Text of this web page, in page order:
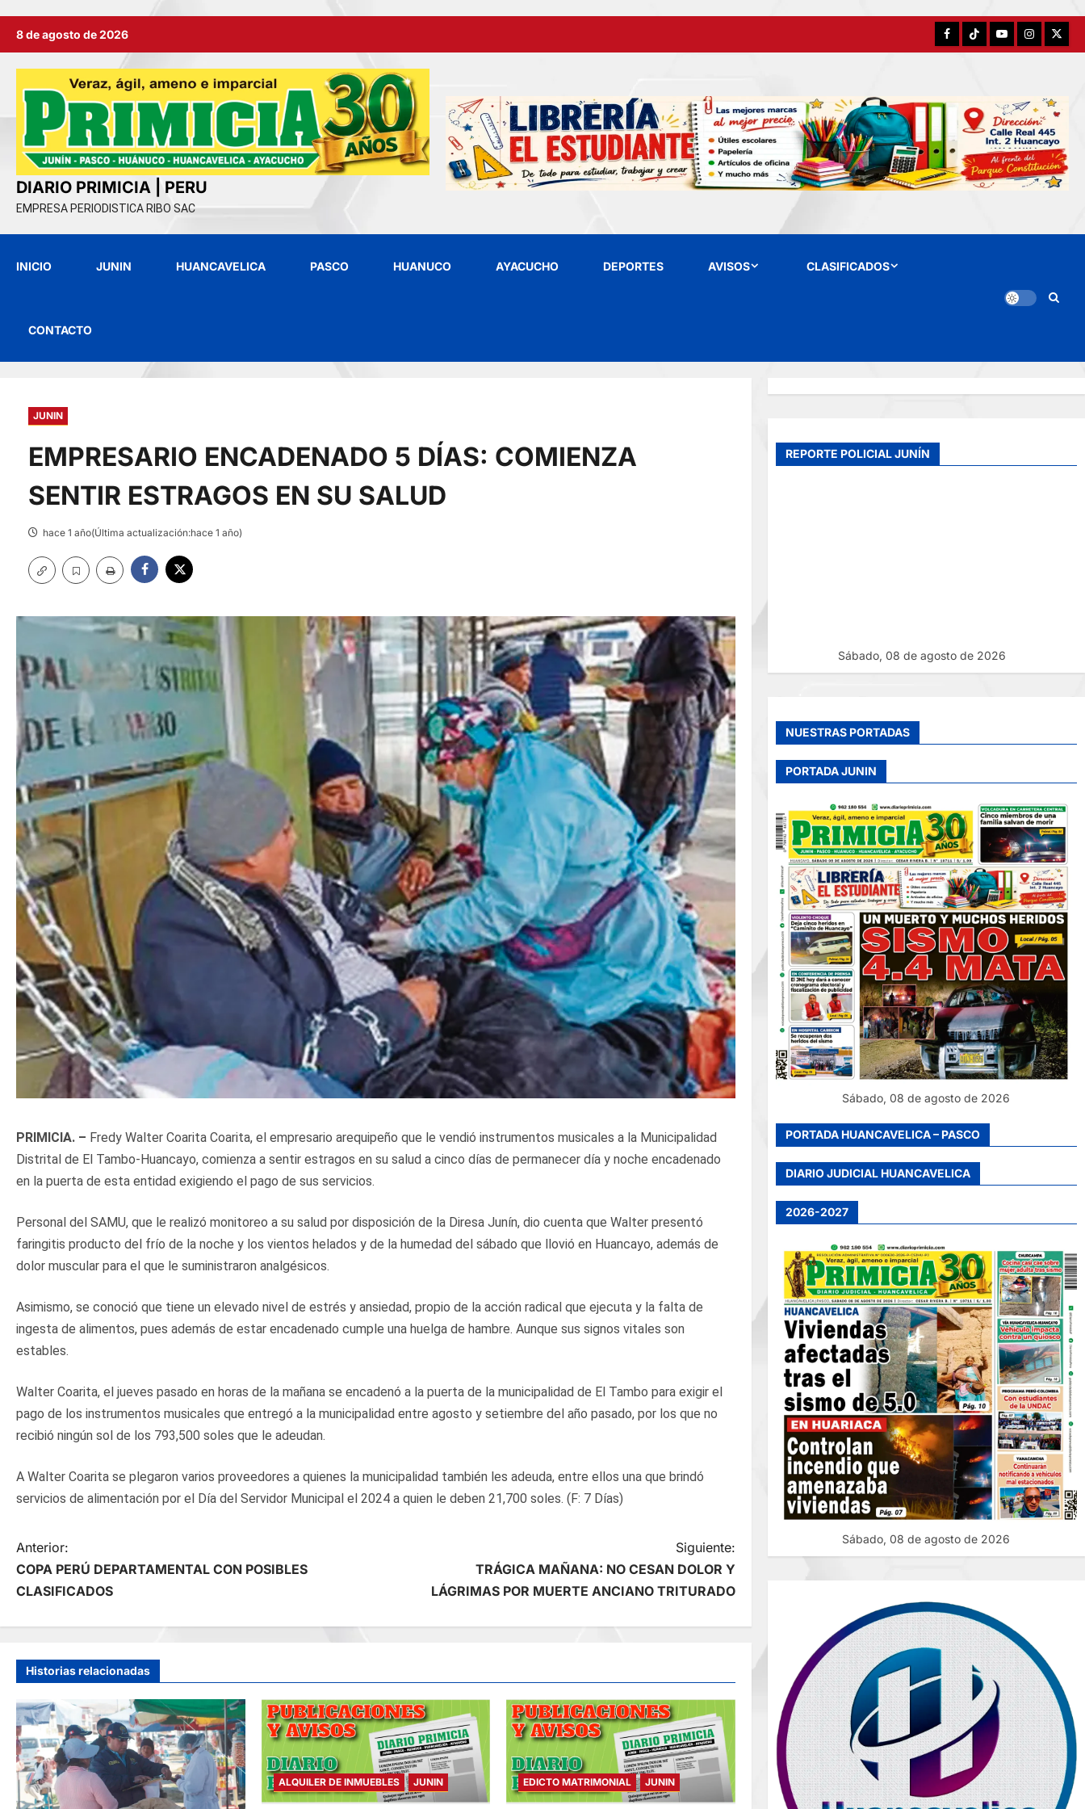
8 de agosto de 2026 FacebookTikTokYouTubeInstagram
X
DIARIO PRIMICIA | PERU
EMPRESA PERIODISTICA RIBO SAC
INICIO JUNIN HUANCAVELICA PASCO HUANUCO AYACUCHO DEPORTES AVISOS CLASIFICADOS
CONTACTO
JUNIN
EMPRESARIO ENCADENADO 5 DÍAS: COMIENZA
SENTIR ESTRAGOS EN SU SALUD
hace 1 año(Última actualización:hace 1 año)
PRIMICIA. – Fredy Walter Coarita Coarita, el empresario arequipeño que le vendió instrumentos musicales a la Municipalidad
Distrital de El Tambo-Huancayo, comienza a sentir estragos en su salud a cinco días de permanecer día y noche encadenado
en la puerta de esta entidad exigiendo el pago de sus servicios.
Personal del SAMU, que le realizó monitoreo a su salud por disposición de la Diresa Junín, dio cuenta que Walter presentó
faringitis producto del frío de la noche y los vientos helados y de la humedad del sábado que llovió en Huancayo, además de
dolor muscular para el que le suministraron analgésicos.
Asimismo, se conoció que tiene un elevado nivel de estrés y ansiedad, propio de la acción radical que ejecuta y la falta de
ingesta de alimentos, pues además de estar encadenado cumple una huelga de hambre. Aunque sus signos vitales son
estables.
Walter Coarita, el jueves pasado en horas de la mañana se encadenó a la puerta de la municipalidad de El Tambo para exigir el
pago de los instrumentos musicales que entregó a la municipalidad entre agosto y setiembre del año pasado, por los que no
recibió ningún sol de los 793,500 soles que le adeudan.
A Walter Coarita se plegaron varios proveedores a quienes la municipalidad también les adeuda, entre ellos una que brindó
servicios de alimentación por el Día del Servidor Municipal el 2024 a quien le deben 21,700 soles. (F: 7 Días)
N
a
v
e
g
a
c
Anterior:
COPA PERÚ DEPARTAMENTAL CON POSIBLES
CLASIFICADOS
Siguiente:
TRÁGICA MAÑANA: NO CESAN DOLOR Y
LÁGRIMAS POR MUERTE ANCIANO TRITURADO
Historias relacionadas
ALQUILER DE INMUEBLES JUNIN EDICTO MATRIMONIAL JUNIN
REPORTE POLICIAL JUNÍN
Sábado, 08 de agosto de 2026
NUESTRAS PORTADAS
PORTADA JUNIN
Sábado, 08 de agosto de 2026
PORTADA HUANCAVELICA – PASCO
DIARIO JUDICIAL HUANCAVELICA
2026-2027
Sábado, 08 de agosto de 2026